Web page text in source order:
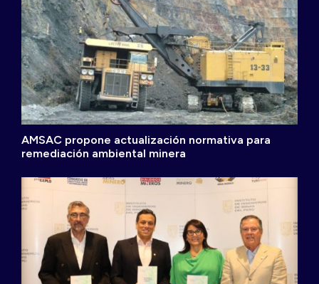
AMSAC propone actualización normativa para
remediación ambiental minera